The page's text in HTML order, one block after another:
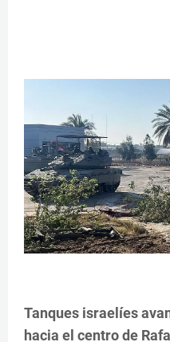
Tanques israelíes
hacia el centro de